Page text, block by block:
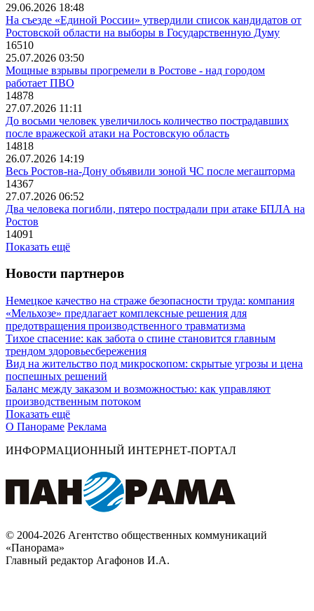
29.06.2026 18:48
На съезде «Единой России» утвердили список кандидатов от
Ростовской области на выборы в Государственную Думу
16510
25.07.2026 03:50
Мощные взрывы прогремели в Ростове - над городом
работает ПВО
14878
27.07.2026 11:11
До восьми человек увеличилось количество пострадавших
после вражеской атаки на Ростовскую область
14818
26.07.2026 14:19
Весь Ростов-на-Дону объявили зоной ЧС после мегашторма
14367
27.07.2026 06:52
Два человека погибли, пятеро пострадали при атаке БПЛА на
Ростов
14091
Показать ещё
Новости партнеров
Немецкое качество на страже безопасности труда: компания
«Мельхозе» предлагает комплексные решения для
предотвращения производственного травматизма
Тихое спасение: как забота о спине становится главным
трендом здоровьесбережения
Вид на жительство под микроскопом: скрытые угрозы и цена
поспешных решений
Баланс между заказом и возможностью: как управляют
производственным потоком
Показать ещё
О Панораме Реклама
ИНФОРМАЦИОННЫЙ ИНТЕРНЕТ-ПОРТАЛ
© 2004-2026 Агентство общественных коммуникаций
«Панорама»
Главный редактор Агафонов И.А.